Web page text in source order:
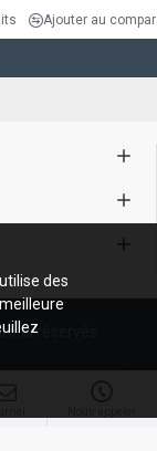
Ajouter au
réservés
des